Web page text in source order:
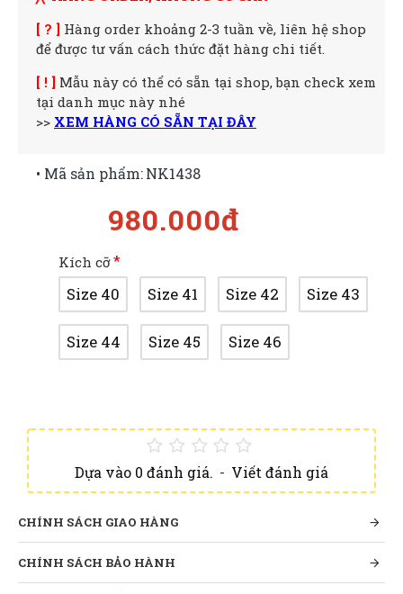
[ ? ] Hàng order khoảng 2-3 tuần về, liên hệ shop
để được tư vấn cách thức đặt hàng chi tiết.
[ ! ] Mẫu này có thể có sẵn tại shop, bạn check xem
tại danh mục này nhé
>> XEM HÀNG CÓ SẴN TẠI ĐÂY
Dựa vào 0 đánh giá. - Viết đánh giá
980.000đ
• Mã sản phẩm:NK1438
Kích cỡ
Size 40 Size 41 Size 42 Size 43
Size 44 Size 45 Size 46
CHÍNH SÁCH GIAO HÀNG
CHÍNH SÁCH BẢO HÀNH